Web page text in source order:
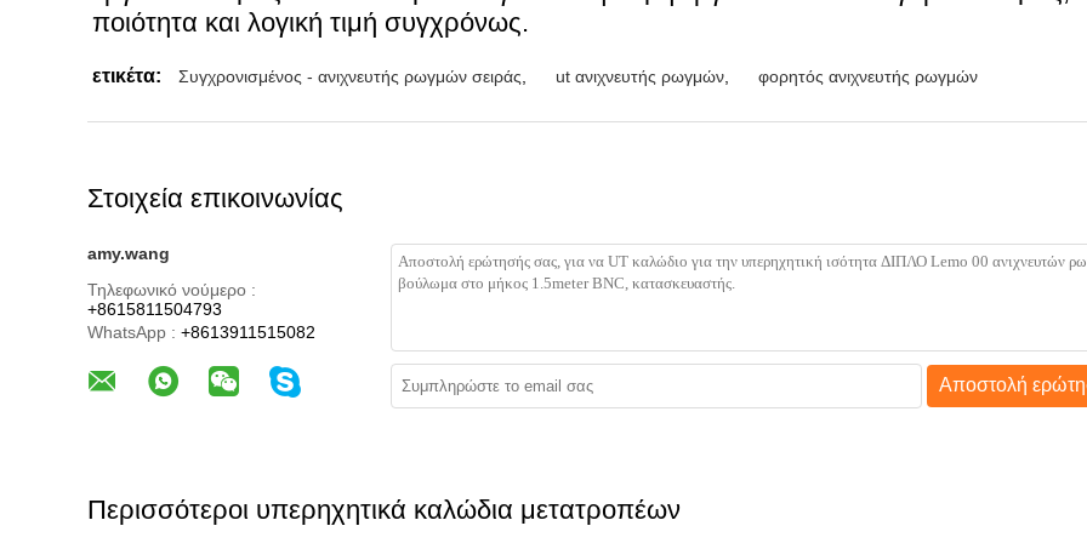
ποιότητα και λογική τιμή συγχρόνως.
ετικέτα: Συγχρονισμένος - ανιχνευτής ρωγμών σειράς ut ανιχνευτής ρωγμών φορητός ανιχνευτής ρωγμών
Στοιχεία επικοινωνίας
amy.wang
Τηλεφωνικό νούμερο :
+8615811504793
WhatsApp : +8613911515082
Αποστολή
Περισσότεροι υπερηχητικά καλώδια μετατροπέων